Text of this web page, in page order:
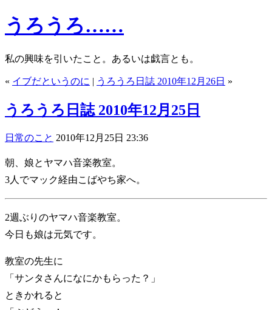
うろうろ……
私の興味を引いたこと。あるいは戯言とも。
« イブだというのに | うろうろ日誌 2010年12月26日 »
うろうろ日誌 2010年12月25日
日常のこと 2010年12月25日 23:36
朝、娘とヤマハ音楽教室。
3人でマック経由こばやち家へ。
2週ぶりのヤマハ音楽教室。
今日も娘は元気です。
教室の先生に
「サンタさんになにかもらった？」
ときかれると